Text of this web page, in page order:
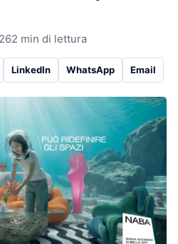
2 min di lettura
LinkedIn WhatsApp Email